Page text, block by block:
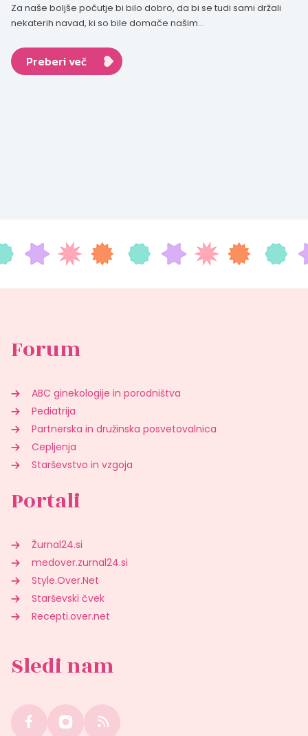
Za naše boljše počutje bi bilo dobro, da bi se tudi sami držali
nekaterih navad, ki so bile domače našim...
Preberi več
Forum
ABC ginekologije in porodništva
Pediatrija
Partnerska in družinska posvetovalnica
Cepljenja
Starševstvo in vzgoja
Portali
Žurnal24.si
medover.zurnal24.si
Style.Over.Net
Starševski čvek
Recepti.over.net
Sledi nam